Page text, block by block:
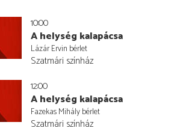
10:00
A helység kalapácsa
Lázár Ervin bérlet
Szatmári színház
12:00
A helység kalapácsa
Fazekas Mihály bérlet
Szatmári színház